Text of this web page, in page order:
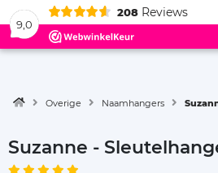
9,0
208 Reviews
Menu
Overige Naamhangers
Suzanne -